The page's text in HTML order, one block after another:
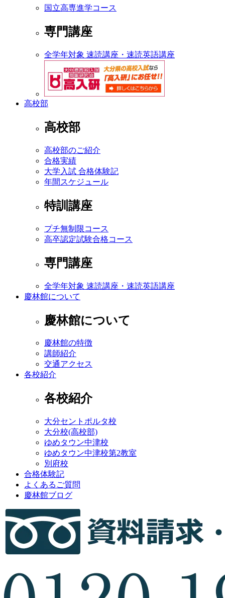
国立高専進学コース
専門講座
全学年対象 速読講座・速読英語講座
高校部
高校部
高校部のご紹介
合格実績
大学入試 合格体験記
年間スケジュール
特訓講座
プチ無制限コース
高卒認定試験合格コース
専門講座
全学年対象 速読講座・速読英語講座
慶林館について
慶林館について
慶林館の特徴
講師紹介
交通アクセス
各校紹介
各校紹介
大分セントポルタ校
大分校(高校部)
ゆめタウン中津校
ゆめタウン中津校第2教室
別府校
合格体験記
よくあるご質問
慶林館ブログ